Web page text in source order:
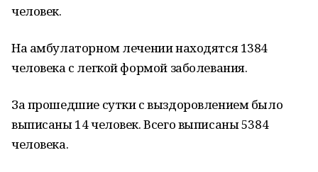
человек.
На амбулаторном лечении находятся 1384
человека с легкой формой заболевания.
За прошедшие сутки с выздоровлением было
выписаны 14 человек. Всего выписаны 5384
человека.